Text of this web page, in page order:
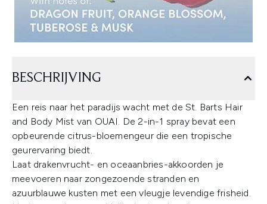
BESCHRIJVING
Een reis naar het paradijs wacht met de St. Barts Hair
and Body Mist van OUAI. De 2-in-1 spray bevat een
opbeurende citrus-bloemengeur die een tropische
geurervaring biedt.
Laat drakenvrucht- en oceaanbries-akkoorden je
meevoeren naar zongezoende stranden en
azuurblauwe kusten met een vleugje levendige frisheid.